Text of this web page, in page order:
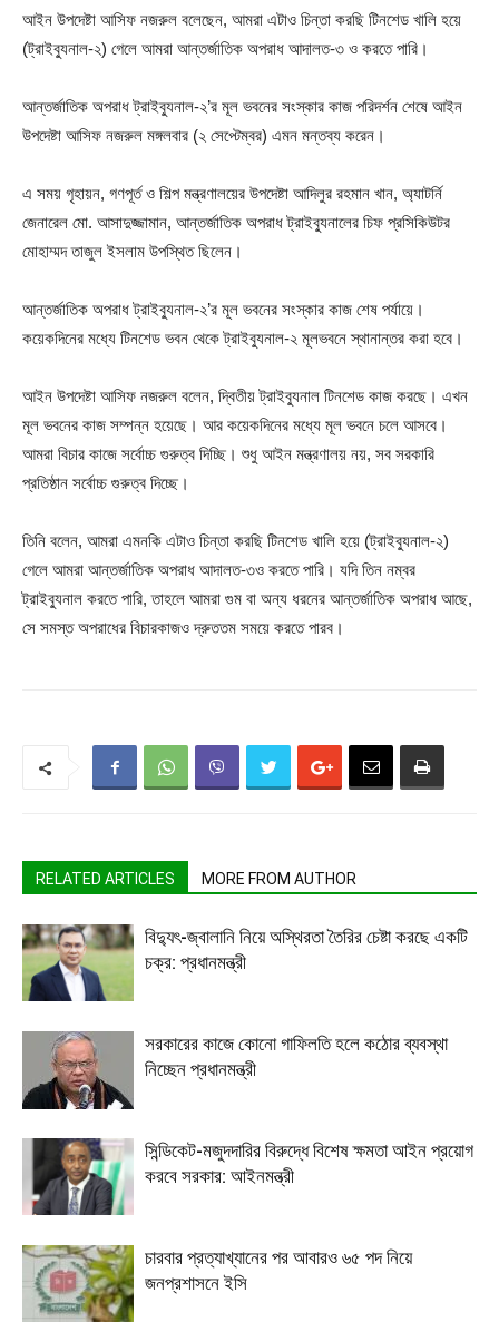
আইন উপদেষ্টা আসিফ নজরুল বলেছেন, আমরা এটাও চিন্তা করছি টিনশেড খালি হয়ে
(ট্রাইব্যুনাল-২) গেলে আমরা আন্তর্জাতিক অপরাধ আদালত-৩ ও করতে পারি।
আন্তর্জাতিক অপরাধ ট্রাইব্যুনাল-২’র মূল ভবনের সংস্কার কাজ পরিদর্শন শেষে আইন
উপদেষ্টা আসিফ নজরুল মঙ্গলবার (২ সেপ্টেম্বর) এমন মন্তব্য করেন।
এ সময় গৃহায়ন, গণপূর্ত ও শিল্প মন্ত্রণালয়ের উপদেষ্টা আদিলুর রহমান খান, অ্যাটর্নি
জেনারেল মো. আসাদুজ্জামান, আন্তর্জাতিক অপরাধ ট্রাইব্যুনালের চিফ প্রসিকিউটর
মোহাম্মদ তাজুল ইসলাম উপস্থিত ছিলেন।
আন্তর্জাতিক অপরাধ ট্রাইব্যুনাল-২’র মূল ভবনের সংস্কার কাজ শেষ পর্যায়ে।
কয়েকদিনের মধ্যে টিনশেড ভবন থেকে ট্রাইব্যুনাল-২ মূলভবনে স্থানান্তর করা হবে।
আইন উপদেষ্টা আসিফ নজরুল বলেন, দ্বিতীয় ট্রাইব্যুনাল টিনশেড কাজ করছে। এখন
মূল ভবনের কাজ সম্পন্ন হয়েছে। আর কয়েকদিনের মধ্যে মূল ভবনে চলে আসবে।
আমরা বিচার কাজে সর্বোচ্চ গুরুত্ব দিচ্ছি। শুধু আইন মন্ত্রণালয় নয়, সব সরকারি
প্রতিষ্ঠান সর্বোচ্চ গুরুত্ব দিচ্ছে।
তিনি বলেন, আমরা এমনকি এটাও চিন্তা করছি টিনশেড খালি হয়ে (ট্রাইব্যুনাল-২)
গেলে আমরা আন্তর্জাতিক অপরাধ আদালত-৩ও করতে পারি। যদি তিন নম্বর
ট্রাইব্যুনাল করতে পারি, তাহলে আমরা গুম বা অন্য ধরনের আন্তর্জাতিক অপরাধ আছে,
সে সমস্ত অপরাধের বিচারকাজও দ্রুততম সময়ে করতে পারব।
RELATED ARTICLES MORE FROM AUTHOR
বিদ্যুৎ-জ্বালানি নিয়ে অস্থিরতা তৈরির চেষ্টা করছে একটি
চক্র: প্রধানমন্ত্রী
সরকারের কাজে কোনো গাফিলতি হলে কঠোর ব্যবস্থা
নিচ্ছেন প্রধানমন্ত্রী
সিন্ডিকেট-মজুদদারির বিরুদ্ধে বিশেষ ক্ষমতা আইন প্রয়োগ
করবে সরকার: আইনমন্ত্রী
চারবার প্রত্যাখ্যানের পর আবারও ৬৫ পদ নিয়ে
জনপ্রশাসনে ইসি